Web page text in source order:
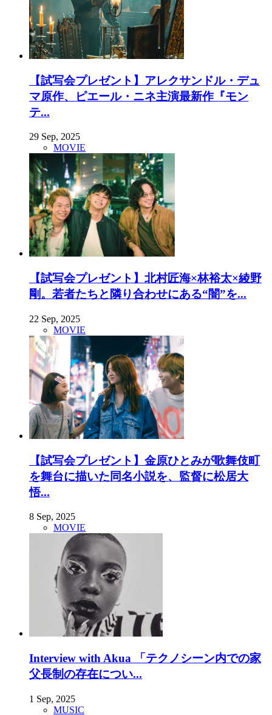
【試写会プレゼント】アレクサンドル・デュ
マ原作、ピエール・ニネ主演最新作『モン
テ...
29 Sep, 2025
MOVIE
【試写会プレゼント】北村匠海×林裕太×綾野
剛。若者たちと隣り合わせにある“闇”を...
22 Sep, 2025
MOVIE
【試写会プレゼント】金原ひとみが歌舞伎町
を舞台に描いた同名小説を、監督に松居大
悟...
8 Sep, 2025
MOVIE
Interview with Akua 「テクノシーン内での家
父長制の存在につい...
1 Sep, 2025
MUSIC